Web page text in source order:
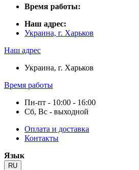
Время работы:
Наш адрес:
Украина, г. Харьков
Наш адрес
Украина, г. Харьков
Время работы
Пн-пт - 10:00 - 16:00
Сб, Вс - выходной
Оплата и доставка
Контакты
Язык
RU